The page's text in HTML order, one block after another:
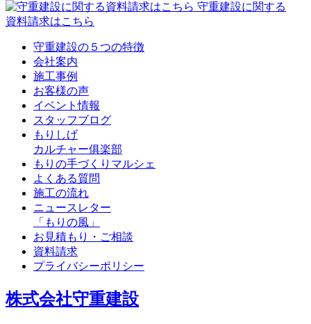
守重建設に関する
資料請求はこちら
守重建設の５つの特徴
会社案内
施工事例
お客様の声
イベント情報
スタッフブログ
もりしげ
カルチャー俱楽部
もりの手づくりマルシェ
よくある質問
施工の流れ
ニュースレター
「もりの風」
お見積もり・ご相談
資料請求
プライバシーポリシー
株式会社守重建設